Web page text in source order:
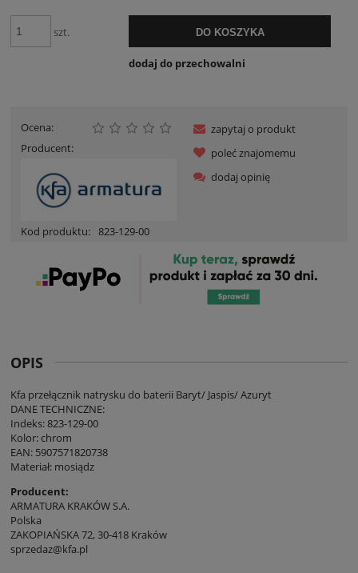
szt. DO KOSZYKA
dodaj do przechowalni
Ocena:
Producent:
Kod produktu: 823-129-00
zapytaj o produkt
poleć znajomemu
dodaj opinię
OPIS
Kfa przełącznik natrysku do baterii Baryt/ Jaspis/ Azuryt
DANE TECHNICZNE:
Indeks: 823-129-00
Kolor: chrom
EAN: 5907571820738
Materiał: mosiądz
Producent:
ARMATURA KRAKÓW S.A.
Polska
ZAKOPIAŃSKA 72, 30-418 Kraków
sprzedaz@kfa.pl